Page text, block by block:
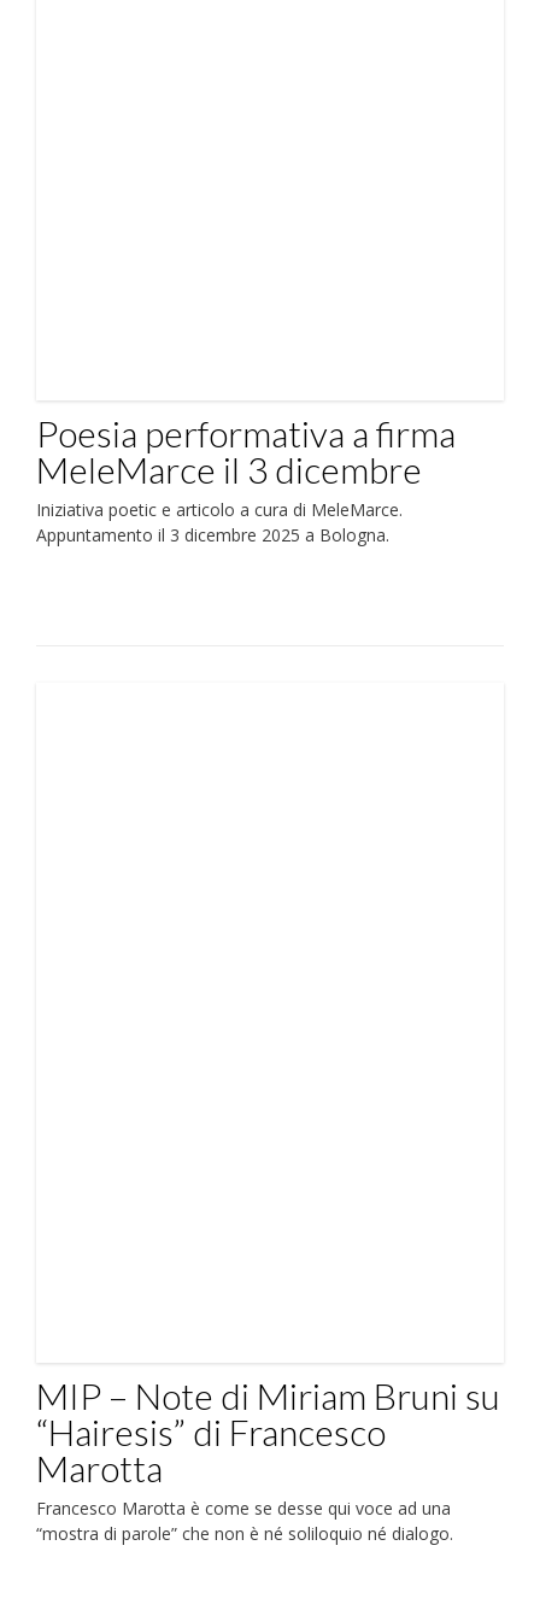
Poesia performativa a firma
MeleMarce il 3 dicembre
Iniziativa poetic e articolo a cura di MeleMarce.
Appuntamento il 3 dicembre 2025 a Bologna.
MIP – Note di Miriam Bruni su
“Hairesis” di Francesco
Marotta
Francesco Marotta è come se desse qui voce ad una
“mostra di parole” che non è né soliloquio né dialogo.